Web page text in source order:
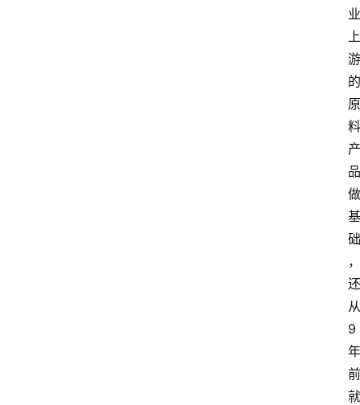
业
上
游
的
原
料
产
品
做
基
础
，
还
从
9
年
前
就